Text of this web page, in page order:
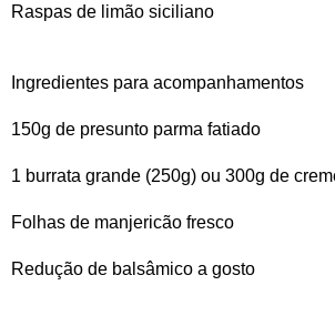
Raspas de limão siciliano
Ingredientes para acompanhamentos
150g de presunto parma fatiado
1 burrata grande (250g) ou 300g de
Folhas de manjericão fresco
Redução de balsâmico a gosto